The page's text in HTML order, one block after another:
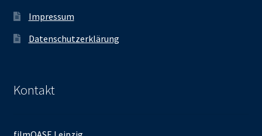
Impressum
Datenschutzerklärung
Kontakt